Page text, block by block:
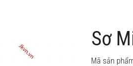
Sơ
Mã sản